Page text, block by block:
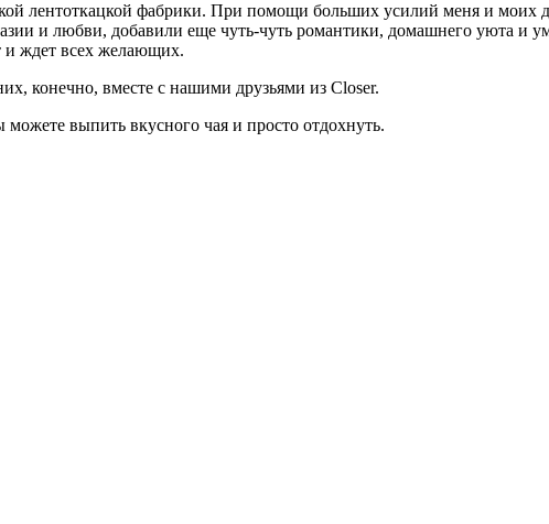
лентоткацкой фабрики. При помощи больших усилий меня и моих
и любви, добавили еще чуть-чуть романтики, домашнего уюта и
и ждет всех желающих.
конечно, вместе с нашими друзьями из Closer.
выпить вкусного чая и просто отдохнуть.